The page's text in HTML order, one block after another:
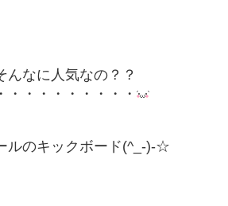
んなに人気なの？？
・・・・・・・・・
ルのキックボード(^_-)-☆